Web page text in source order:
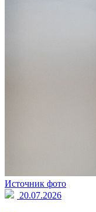
Источник фото
20.07.2026